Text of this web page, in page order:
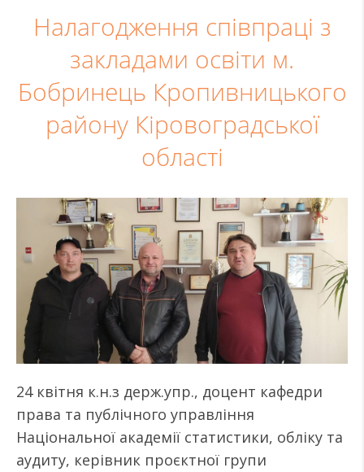
Налагодження співпраці з
закладами освіти м.
Бобринець Кропивницького
району Кіровоградської
області
24 квітня к.н.з держ.упр., доцент кафедри
права та публічного управління
Національної академії статистики, обліку та
аудиту, керівник проєктної групи